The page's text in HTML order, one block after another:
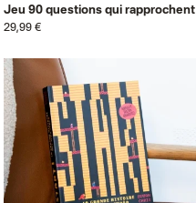
Jeu 90 questions qui rapprochent
29,99 €